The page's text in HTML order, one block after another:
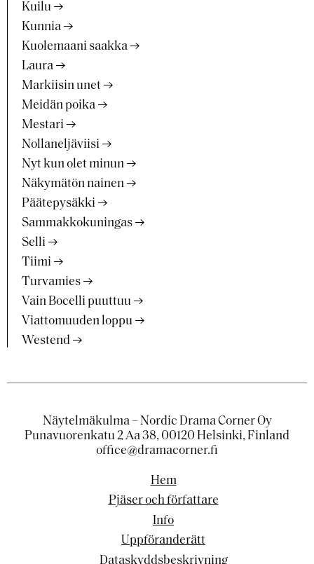
Kuilu
Kunnia
Kuolemaani saakka
Laura
Markiisin unet
Meidän poika
Mestari
Nollaneljäviisi
Nyt kun olet minun
Näkymätön nainen
Päätepysäkki
Sammakkokuningas
Selli
Tiimi
Turvamies
Vain Bocelli puuttuu
Viattomuuden loppu
Westend
Näytelmäkulma – Nordic Drama Corner Oy
Punavuorenkatu 2 Aa 38, 00120 Helsinki, Finland
office@dramacorner.fi
Hem
Pjäser och författare
Info
Uppföranderätt
Dataskyddsbeskrivning